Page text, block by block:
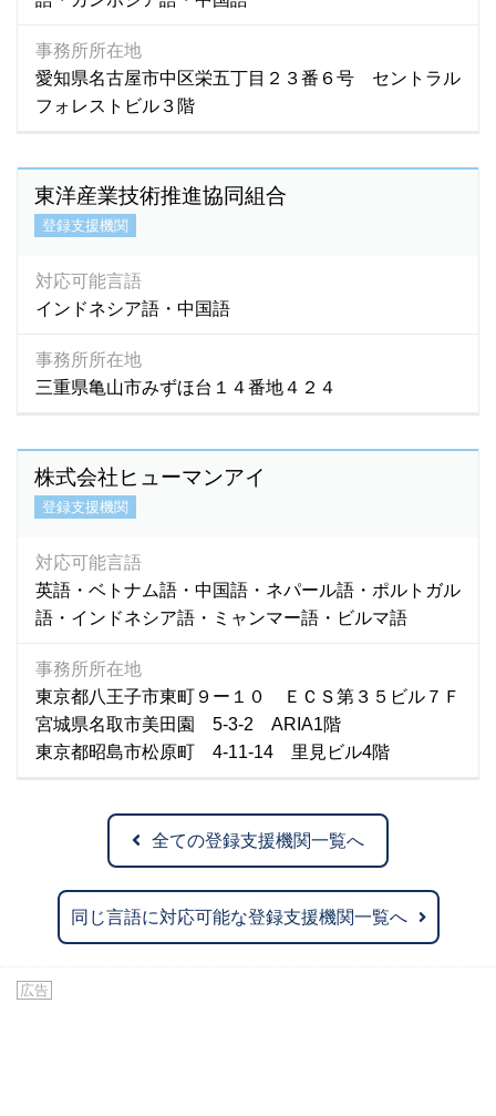
事務所所在地
愛知県名古屋市中区栄五丁目２３番６号 セントラル
フォレストビル３階
東洋産業技術推進協同組合
登録支援機関
対応可能言語
インドネシア語・中国語
事務所所在地
三重県亀山市みずほ台１４番地４２４
株式会社ヒューマンアイ
登録支援機関
対応可能言語
英語・ベトナム語・中国語・ネパール語・ポルトガル
語・インドネシア語・ミャンマー語・ビルマ語
事務所所在地
東京都八王子市東町９ー１０ ＥＣＳ第３５ビル７Ｆ
宮城県名取市美田園 5-3-2 ARIA1階
東京都昭島市松原町 4-11-14 里見ビル4階
全ての登録支援機関一覧へ
同じ言語に対応可能な登録支援機関一覧へ
広告